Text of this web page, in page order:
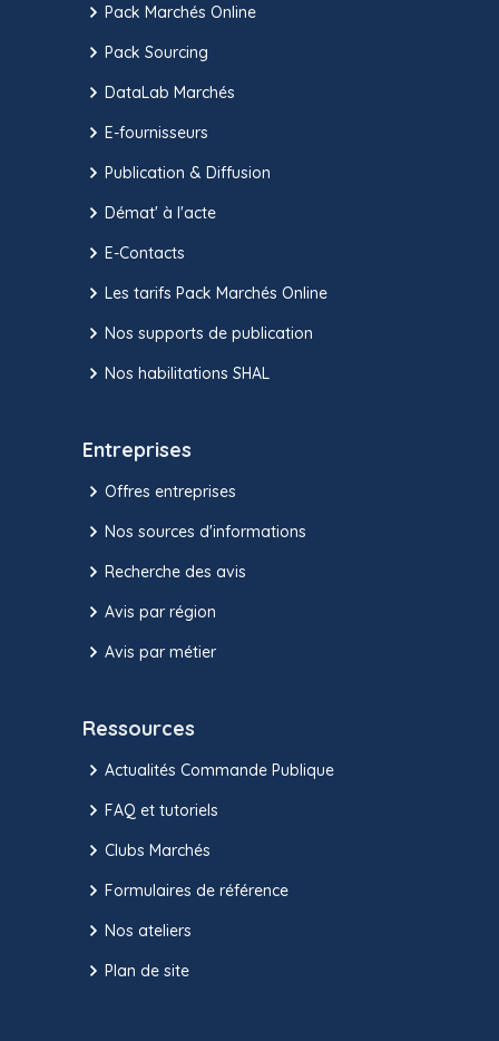
Pack Marchés Online
Pack Sourcing
DataLab Marchés
E-fournisseurs
Publication & Diffusion
Démat' à l'acte
E-Contacts
Les tarifs Pack Marchés Online
Nos supports de publication
Nos habilitations SHAL
Entreprises
Offres entreprises
Nos sources d'informations
Recherche des avis
Avis par région
Avis par métier
Ressources
Actualités Commande Publique
FAQ et tutoriels
Clubs Marchés
Formulaires de référence
Nos ateliers
Plan de site